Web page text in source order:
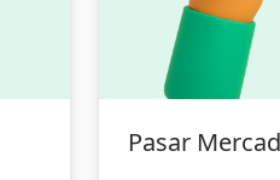
Pasar